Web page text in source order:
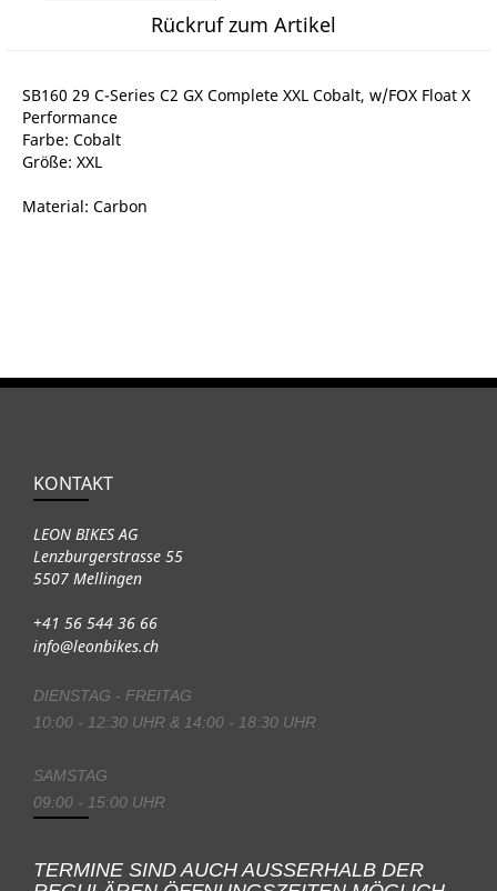
Rückruf zum Artikel
SB160 29 C-Series C2 GX Complete XXL Cobalt, w/FOX Float X
Performance
Farbe: Cobalt
Größe: XXL
Material: Carbon
KONTAKT
LEON BIKES AG
Lenzburgerstrasse 55
5507 Mellingen
+41 56 544 36 66
info@leonbikes.ch
DIENSTAG - FREITAG
10:00 - 12:30 UHR & 14:00 - 18:30 UHR
SAMSTAG
09:00 - 15:00 UHR
TERMINE SIND AUCH AUSSERHALB DER